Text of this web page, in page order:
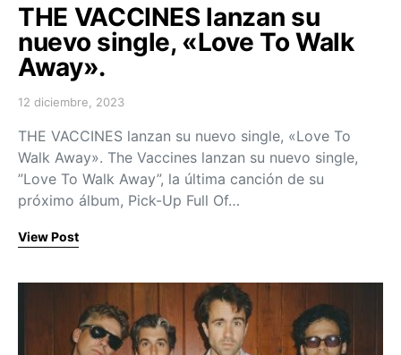
THE VACCINES lanzan su
nuevo single, «Love To Walk
Away».
Posted on
12 diciembre, 2023
THE VACCINES lanzan su nuevo single, «Love To
Walk Away». The Vaccines lanzan su nuevo single,
”Love To Walk Away”, la última canción de su
próximo álbum, Pick-Up Full Of…
View Post